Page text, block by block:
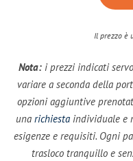
Il prezzo è
Nota:i prezzi indicati
variare a seconda della
opzioni aggiuntive
una richiestaindividuale e
esigenze e requisiti. Ogni
trasloco tranquillo e